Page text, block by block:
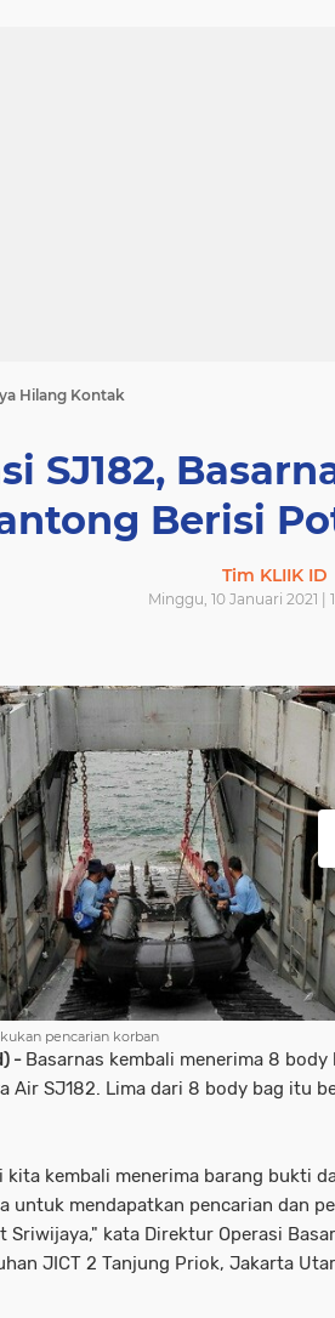
Hilang Kontak
SJ182,
Berisi
Tim KLIIK ID
Minggu, 10 Januari 2021 |
pencarian korban
- Basarnas kembali menerima 8
Air SJ182. Lima dari 8 body bag itu
kita kembali menerima barang bukti
untuk mendapatkan pencarian dan
Sriwijaya," kata Direktur Operasi
JICT 2 Tanjung Priok, Jakarta